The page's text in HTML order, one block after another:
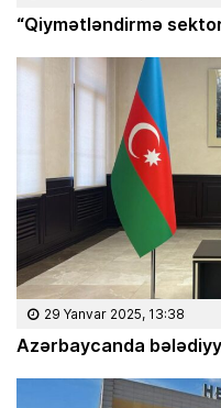
“Qiymətləndirmə
29 Yanvar 2025, 13:38
Azərbaycanda